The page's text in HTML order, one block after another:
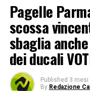
Pagelle
scossa
sbaglia
dei ducali
Published 3 mesi
By Redazione